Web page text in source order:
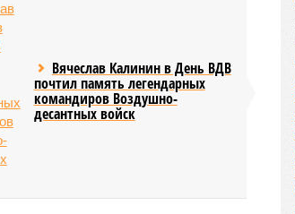
Вячеслав Калинин в День ВДВ
почтил память легендарных
командиров Воздушно-
десантных войск